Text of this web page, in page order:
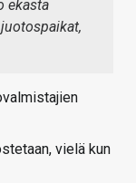
ekasta
vielä kun